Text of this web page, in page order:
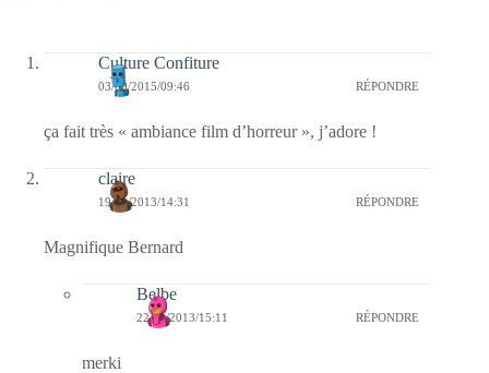
Culture Confiture
03/09/2015/09:46 RÉPONDRE
ça fait très « ambiance film d’horreur », j’adore !
claire
19/01/2013/14:31 RÉPONDRE
Magnifique Bernard
Belbe
22/01/2013/15:11 RÉPONDRE
merki